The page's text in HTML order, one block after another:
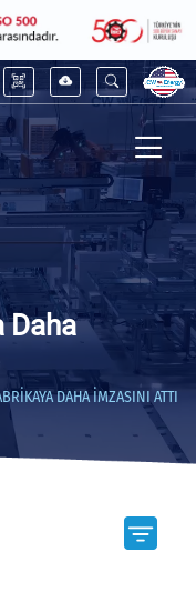
Daha
DAHA İMZASINI ATTI